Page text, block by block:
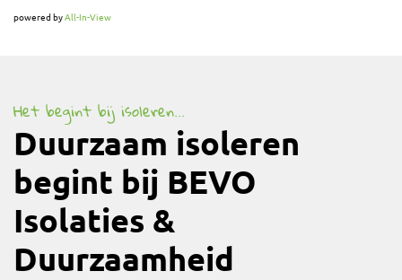
powered byAll-In-View
Het begint bij isoleren...
Duurzaam isoleren
begint bij BEVO
Isolaties &
Duurzaamheid